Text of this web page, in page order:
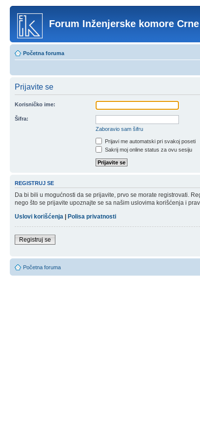
Forum Inženjerske komore
Početna foruma
Prijavite se
Korisničko ime:
Šifra:
Zaboravio sam šifru
Prijavi me automatski pri svakoj poseti
Sakrij moj online status za ovu sesiju
REGISTRUJ SE
Da bi bili u mogućnosti da se prijavite, prvo se morate registrovati.
nego što se prijavite upoznajte se sa našim uslovima korišćenja i
Uslovi korišćenja | Polisa privatnosti
Registruj se
Početna foruma